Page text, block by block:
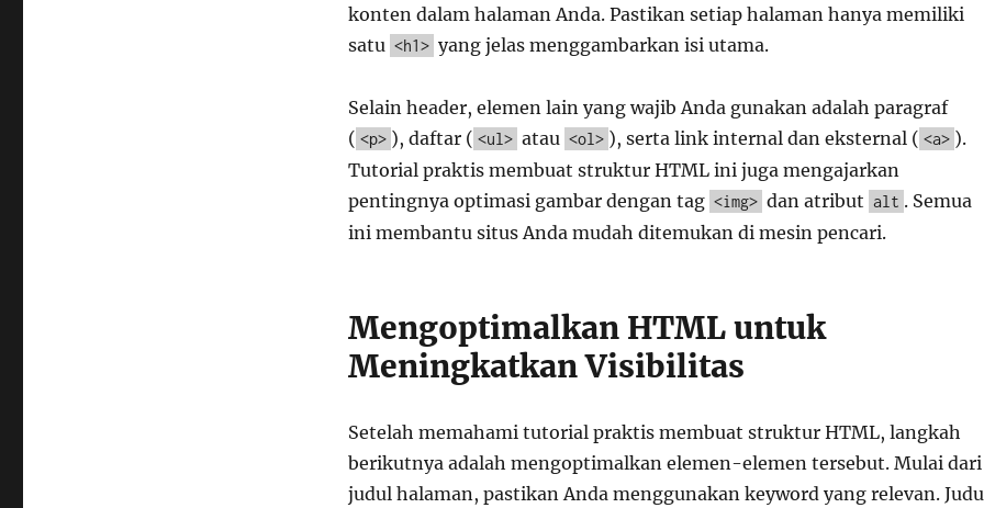
konten dalam halaman Anda. Pastikan setiap halaman hanya memiliki
satu <h1> yang jelas menggambarkan isi utama.
Selain header, elemen lain yang wajib Anda gunakan adalah paragraf
( <p> ), daftar ( <ul> atau <ol> ), serta link internal dan eksternal ( <a> ).
Tutorial praktis membuat struktur HTML ini juga mengajarkan
pentingnya optimasi gambar dengan tag <img> dan atribut alt . Semua
ini membantu situs Anda mudah ditemukan di mesin pencari.
Mengoptimalkan HTML untuk
Meningkatkan Visibilitas
Setelah memahami tutorial praktis membuat struktur HTML, langkah
berikutnya adalah mengoptimalkan elemen-elemen tersebut. Mulai dari
judul halaman, pastikan Anda menggunakan keyword yang relevan.